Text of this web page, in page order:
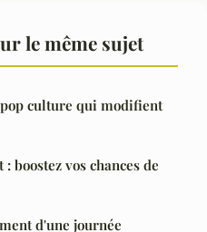
le même sujet
culture qui modifient
boostez vos chances de
d'une journée